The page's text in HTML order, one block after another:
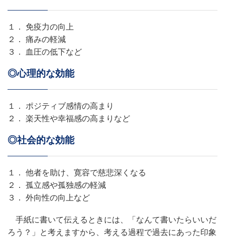
１． 免疫力の向上
２． 痛みの軽減
３． 血圧の低下など
◎心理的な効能
１． ポジティブ感情の高まり
２． 楽天性や幸福感の高まりなど
◎社会的な効能
１． 他者を助け、寛容で慈悲深くなる
２． 孤立感や孤独感の軽減
３． 外向性の向上など
手紙に書いて伝えるときには、「なんて書いたらいいだ
ろう？」と考えますから、考える過程で過去にあった印象